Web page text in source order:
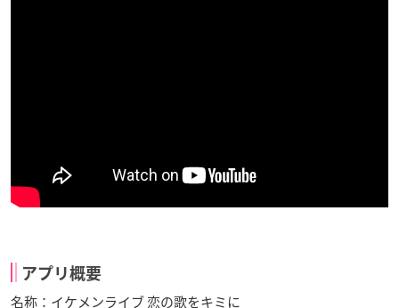
アプリ概要
名称：イケメンライブ 恋の歌をキミに